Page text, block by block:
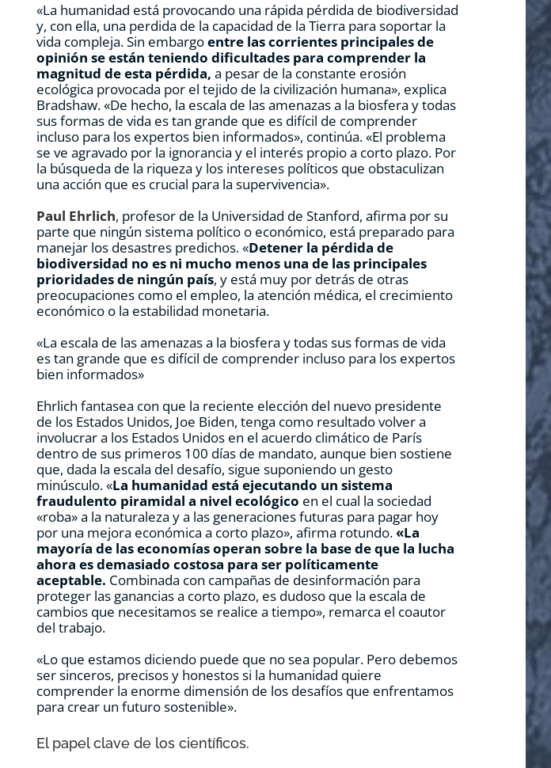
«La humanidad está provocando una rápida pérdida de biodiversidad
y, con ella, una perdida de la capacidad de la Tierra para soportar la
vida compleja. Sin embargoentre las corrientes principales de
opinión se están teniendo dificultades para comprender la
magnitud de esta pérdida, a pesar de la constante erosión
ecológica provocada por el tejido de la civilización humana», explica
Bradshaw. «De hecho, la escala de las amenazas a la biosfera y todas
sus formas de vida es tan grande que es difícil de comprender
incluso para los expertos bien informados», continúa. «El problema
se ve agravado por la ignorancia y el interés propio a corto plazo. Por
la búsqueda de la riqueza y los intereses políticos que obstaculizan
una acción que es crucial para la supervivencia».
Paul Ehrlich, profesor de la Universidad de Stanford, afirma por su
parte que ningún sistema político o económico, está preparado para
manejar los desastres predichos. «Detener la pérdida de
biodiversidad no es ni mucho menos una de las principales
prioridades de ningún país, y está muy por detrás de otras
preocupaciones como el empleo, la atención médica, el crecimiento
económico o la estabilidad monetaria.
«La escala de las amenazas a la biosfera y todas sus formas de vida
es tan grande que es difícil de comprender incluso para los expertos
bien informados»
Ehrlich fantasea con que la reciente elección del nuevo presidente
de los Estados Unidos, Joe Biden, tenga como resultado volver a
involucrar a los Estados Unidos en el acuerdo climático de París
dentro de sus primeros 100 días de mandato, aunque bien sostiene
que, dada la escala del desafío, sigue suponiendo un gesto
minúsculo. «La humanidad está ejecutando un sistema
fraudulento piramidal a nivel ecológico en el cual la sociedad
«roba» a la naturaleza y a las generaciones futuras para pagar hoy
por una mejora económica a corto plazo», afirma rotundo.«La
mayoría de las economías operan sobre la base de que la lucha
ahora es demasiado costosa para ser políticamente
aceptable. Combinada con campañas de desinformación para
proteger las ganancias a corto plazo, es dudoso que la escala de
cambios que necesitamos se realice a tiempo», remarca el coautor
del trabajo.
«Lo que estamos diciendo puede que no sea popular. Pero debemos
ser sinceros, precisos y honestos si la humanidad quiere
comprender la enorme dimensión de los desafíos que enfrentamos
para crear un futuro sostenible».
El papel clave de los científicos.